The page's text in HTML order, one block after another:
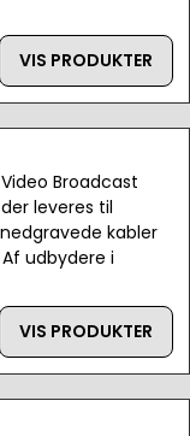
VIS PRODUKTER
Broadcast
leveres til
kabler
udbydere i
VIS PRODUKTER